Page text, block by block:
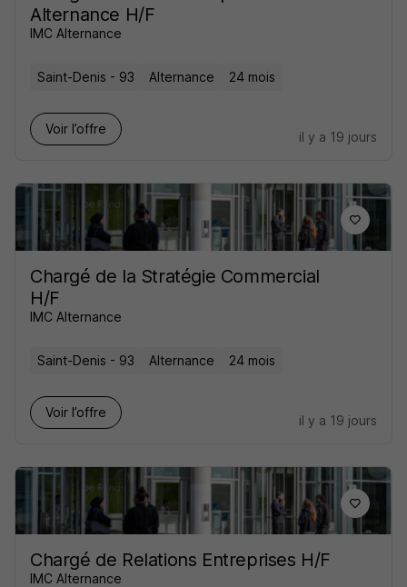
Alternance H/F
IMC Alternance
Saint-Denis - 93 Alternance 24 mois
Voir l’offre
il y a 19 jours
Chargé de la Stratégie Commercial
H/F
IMC Alternance
Saint-Denis - 93 Alternance 24 mois
Voir l’offre
il y a 19 jours
Chargé de Relations Entreprises H/F
IMC Alternance